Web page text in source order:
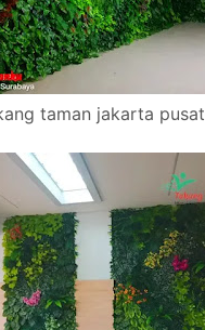
taman jakarta pusat